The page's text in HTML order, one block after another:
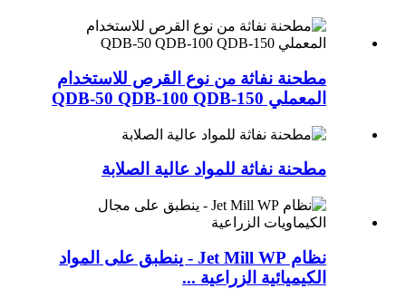
مطحنة نفاثة من نوع القرص للاستخدام
المعملي QDB-50 QDB-100 QDB-150
مطحنة نفاثة للمواد عالية الصلابة
نظام Jet Mill WP - ينطبق على المواد
الكيميائية الزراعية ...